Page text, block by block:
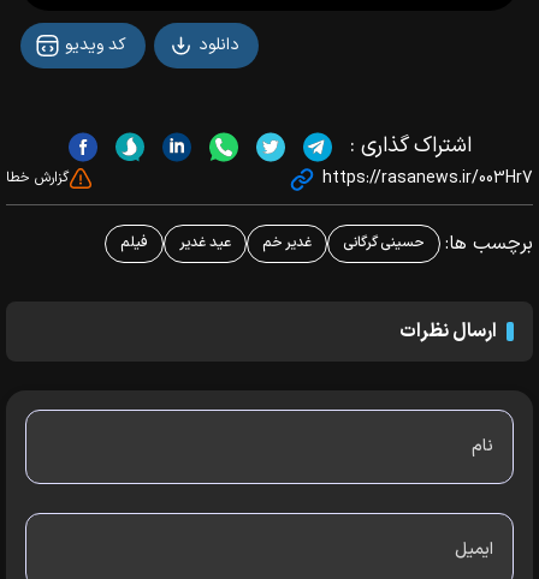
کد ویدیو دانلود
اشتراک گذاری :
https://rasanews.ir/003Hr7 گزارش خطا
برچسب ها: حسینی گرگانی غدیر خم عید غدیر فیلم
ارسال نظرات